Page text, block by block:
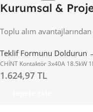
Kurumsal &
Toplu alım
Teklif Formunu Doldurun
CHİNT Kontaktör 3x40A 18.5kW
1.624,97 TL